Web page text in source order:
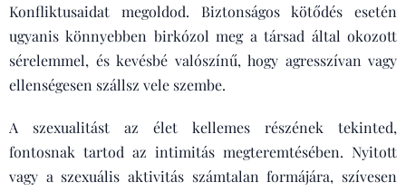
Konfliktusaidat megoldod. Biztonságos kötődés esetén
ugyanis könnyebben birkózol meg a társad által okozott
sérelemmel, és kevésbé valószínű, hogy agresszívan vagy
ellenségesen szállsz vele szembe.
A szexualitást az élet kellemes részének tekinted,
fontosnak tartod az intimitás megteremtésében. Nyitott
vagy a szexuális aktivitás számtalan formájára, szívesen